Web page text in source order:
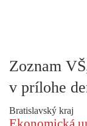
Zoznam
v prílohe
Bratislavský kraj